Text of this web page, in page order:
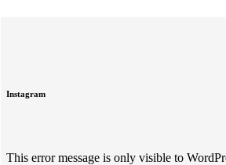
Instagram
This error message is only visible to